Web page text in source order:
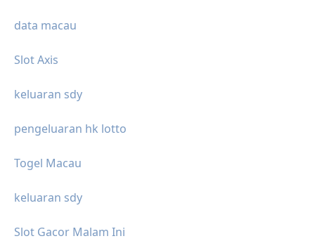
data macau
Slot Axis
keluaran sdy
pengeluaran hk lotto
Togel Macau
keluaran sdy
Slot Gacor Malam Ini